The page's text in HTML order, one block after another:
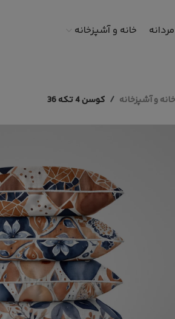
خانه و آشپزخانه
خانه و آشپزخانه کوسن 4 تکه 36